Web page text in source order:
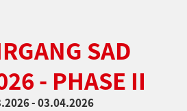
SAD
- PHASE II
- 03.04.2026